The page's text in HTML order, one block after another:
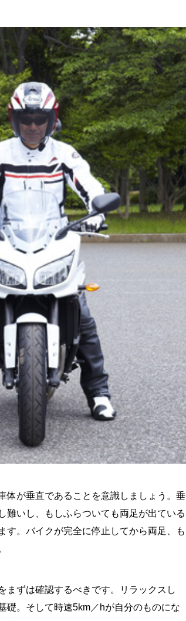
体が垂直であることを意識しましょう。垂
難いし、もしふらついても両足が出ている
す。バイクが完全に停止してから両足、も
まずは確認するべきです。リラックスし
礎。そして時速5km／hが自分のものにな